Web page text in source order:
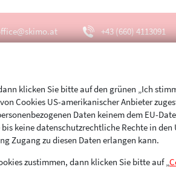
+43 (660) 4113091
Menu
klicken Sie bitte auf den grünen „Ich
Cookies US-amerikanischer Anbieter
Daten keinem dem EU-
keine datenschutzrechtliche Rechte in den
Zugang zu diesen Daten erlangen kann.
zustimmen, dann klicken Sie bitte auf „